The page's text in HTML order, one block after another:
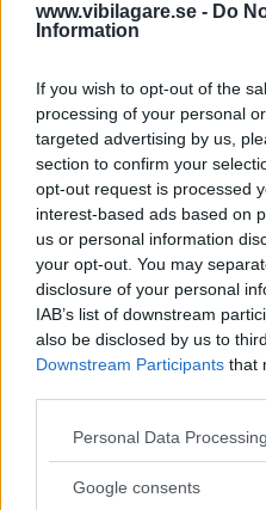
www.vibilagare.se - Do
Information
If you wish to opt-out of the
processing of your personal
targeted advertising by us,
section to confirm your
opt-out request is processed
interest-based ads based on
us or personal information
your opt-out. You may
disclosure of your personal
IAB’s list of downstream
also be disclosed by us to
Downstream Participants that
Please note that this website/
not limited to your visit or
Personal Data
Google consents
Fotograf
Tryck på play och
podcast. I det här
Helgesson, Klas
Söderholm och
gör också Claes
Klassiker.
Du kan lyssnai
genom att trycka på
prenumerera på Vi